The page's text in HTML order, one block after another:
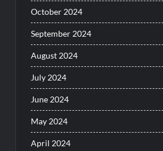
October 2024
September 2024
August 2024
July 2024
June 2024
May 2024
April 2024